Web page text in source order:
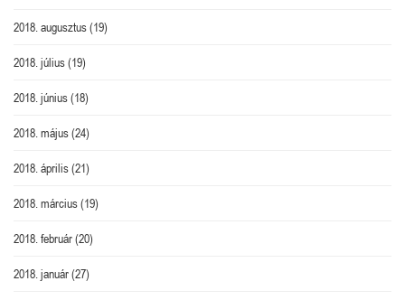
2018. augusztus(19)
2018. július(19)
2018. június(18)
2018. május(24)
2018. április(21)
2018. március(19)
2018. február(20)
2018. január(27)